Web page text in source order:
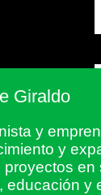
Giraldo
y
y
en
educación y